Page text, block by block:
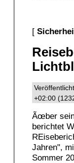
[
+02:00
Ãœber
berichtet
Jahren",
Sommer